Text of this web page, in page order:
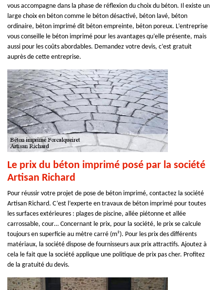
vous accompagne dans la phase de réflexion du choix du béton. Il existe un
large choix en béton comme le béton désactivé, béton lavé, béton
ordinaire, béton imprimé dit béton empreinte, béton poreux. L’entreprise
vous conseille le béton imprimé pour les avantages qu’elle présente, mais
aussi pour les coûts abordables. Demandez votre devis, c’est gratuit
auprès de cette entreprise.
Le prix du béton imprimé posé par la société
Artisan Richard
Pour réussir votre projet de pose de béton imprimé, contactez la société
Artisan Richard. C’est l’experte en travaux de béton imprimé pour toutes
les surfaces extérieures : plages de piscine, allée piétonne et allée
carrossable, cour… Concernant le prix, pour la société, le prix se calcule
toujours en superficie au mètre carré (m²). Pour les prix des différents
matériaux, la société dispose de fournisseurs aux prix attractifs. Ajoutez à
cela le fait que la société applique une politique de prix pas cher. Profitez
de la gratuité du devis.